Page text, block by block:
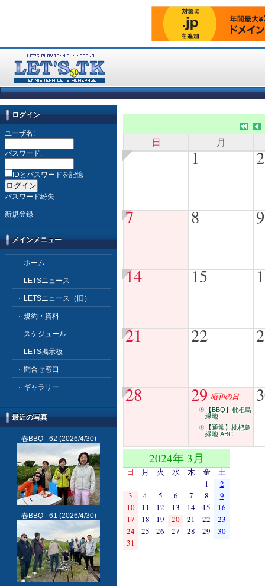
ログイン
ユーザ名:
パスワード:
IDとパスワードを記憶
パスワード紛失
新規登録
メインメニュー
ホーム
LETSニュース
LETSニュース（旧）
規約・資料
スケジュール
LETS掲示板
問合せ窓口
ギャラリー
最近の写真
春BBQ - 62 (2026/4/30)
春BBQ - 61 (2026/4/30)
日 月
1 2
7 8 9
14 15
21 22
28 29 昭和の日
【BBQ】枇杷島
緑地
【通常】枇杷島
緑地 ABC
2024年 3月
日 月 火 水 木 金
土
1
2
3
4 5 6 7 8
9
10
11 12 13 14 15
16
17
18 19 20 21 22
23
24
25 26 27 28 29
30
31